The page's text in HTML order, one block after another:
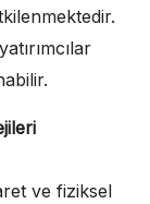
ve fiziksel